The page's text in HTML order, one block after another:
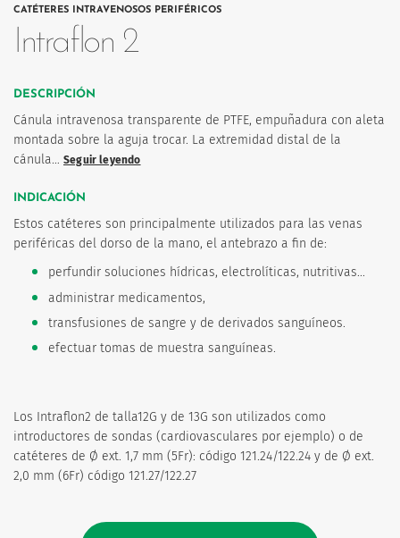
CATÉTERES INTRAVENOSOS PERIFÉRICOS
Intraflon 2
DESCRIPCIÓN
Cánula intravenosa transparente de PTFE, empuñadura con aleta
montada sobre la aguja trocar. La extremidad distal de la
cánula… Seguir leyendo
INDICACIÓN
Estos catéteres son principalmente utilizados para las venas
periféricas del dorso de la mano, el antebrazo a fin de:
perfundir soluciones hídricas, electrolíticas, nutritivas...
administrar medicamentos,
transfusiones de sangre y de derivados sanguíneos.
efectuar tomas de muestra sanguíneas.
Los Intraflon2 de talla12G y de 13G son utilizados como
introductores de sondas (cardiovasculares por ejemplo) o de
catéteres de Ø ext. 1,7 mm (5Fr): código 121.24/122.24 y de Ø ext.
2,0 mm (6Fr) código 121.27/122.27